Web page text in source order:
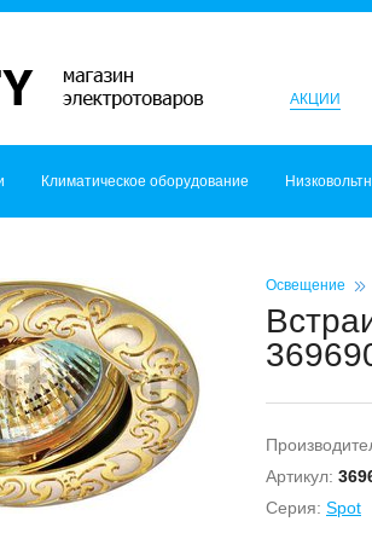
АКЦИИ
Климатическое оборудование
Освещение
Артикул:
Серия: Spot